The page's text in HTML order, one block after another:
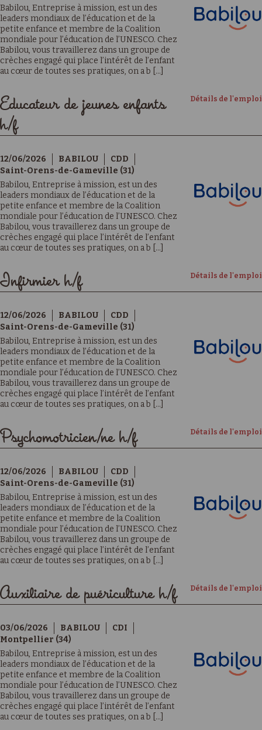
Babilou, Entreprise à mission, est un des
leaders mondiaux de l’éducation et de la
petite enfance et membre de la Coalition
mondiale pour l’éducation de l’UNESCO. Chez
Babilou, vous travaillerez dans un groupe de
crèches engagé qui place l’intérêt de l’enfant
au cœur de toutes ses pratiques, on a b [...]
Détails de l'emploi
Educateur de jeunes enfants
h/f
12/06/2026 BABILOU
CDD
Saint-Orens-de-Gameville (31)
Babilou, Entreprise à mission, est un des
leaders mondiaux de l’éducation et de la
petite enfance et membre de la Coalition
mondiale pour l’éducation de l’UNESCO. Chez
Babilou, vous travaillerez dans un groupe de
crèches engagé qui place l’intérêt de l’enfant
au cœur de toutes ses pratiques, on a b [...]
Détails de l'emploi
Infirmier h/f
12/06/2026 BABILOU
CDD
Saint-Orens-de-Gameville (31)
Babilou, Entreprise à mission, est un des
leaders mondiaux de l’éducation et de la
petite enfance et membre de la Coalition
mondiale pour l’éducation de l’UNESCO. Chez
Babilou, vous travaillerez dans un groupe de
crèches engagé qui place l’intérêt de l’enfant
au cœur de toutes ses pratiques, on a b [...]
Détails de l'emploi
Psychomotricien/ne h/f
12/06/2026 BABILOU
CDD
Saint-Orens-de-Gameville (31)
Babilou, Entreprise à mission, est un des
leaders mondiaux de l’éducation et de la
petite enfance et membre de la Coalition
mondiale pour l’éducation de l’UNESCO. Chez
Babilou, vous travaillerez dans un groupe de
crèches engagé qui place l’intérêt de l’enfant
au cœur de toutes ses pratiques, on a b [...]
Détails de l'emploi
Auxiliaire de puériculture h/f
03/06/2026 BABILOU
CDI
Montpellier (34)
Babilou, Entreprise à mission, est un des
leaders mondiaux de l’éducation et de la
petite enfance et membre de la Coalition
mondiale pour l’éducation de l’UNESCO. Chez
Babilou, vous travaillerez dans un groupe de
crèches engagé qui place l’intérêt de l’enfant
au cœur de toutes ses pratiques, on a b [...]